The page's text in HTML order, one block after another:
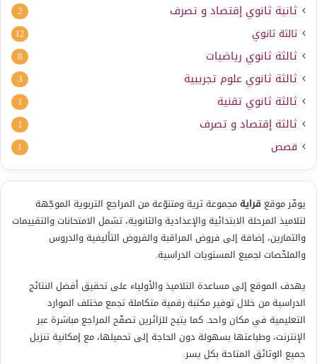
ثانية ثانوي إقتصاد و تصرف 2
ثالثة ثانوي 12
ثالثة ثانوي رياضيات 8
ثالثة ثانوي علوم تجريبية 3
ثالثة ثانوي تقنية 1
ثالثة إقتصاد و تصرف 1
قصص 1
يوفّر موقع قرايةمجموعة ثرية ومتنوّعة من المراجع التربوية الموجّهة
لتلاميذ المرحلة الابتدائية والإعدادية والثانوية، تشمل الامتحانات والتقييمات
والتمارين، إضافة إلى فروض المراقبة والفروض التأليفية والدروس
والملخّصات لجميع المستويات الدراسية.
يهدف الموقع إلى مساعدة التلاميذ والأولياء على تحقيق أفضل النتائج
الدراسية من خلال توفير مكتبة رقمية متكاملة تجمع مختلف الموارد
التعليمية في مكان واحد. كما يتيح للزائرين تصفّح المراجع مباشرة عبر
الإنترنت، وطباعتها بسهولة دون الحاجة إلى تحميلها، مع إمكانية تنزيل
جميع الوثائق المتاحة بكل يسر.